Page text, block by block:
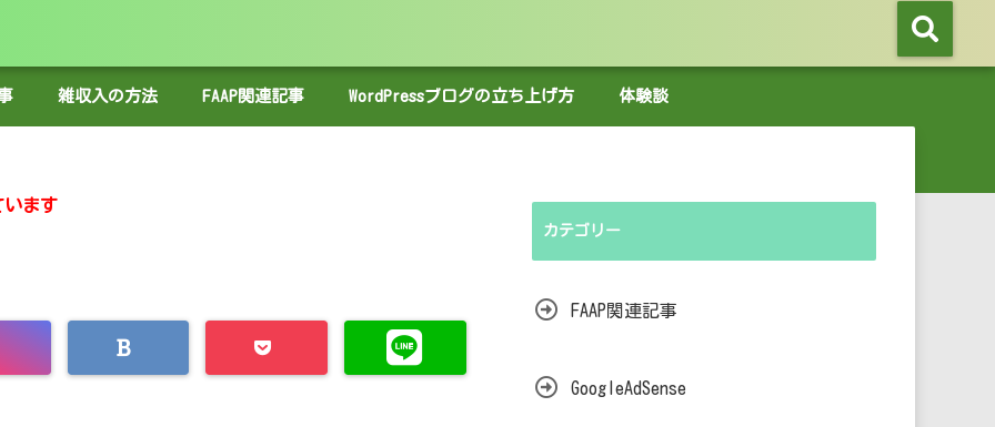
雑収入の方法 FAAP関連記事 WordPressブログの立ち上げ方 体験談
ます
カテゴリー
FAAP関連記事
GoogleAdSense